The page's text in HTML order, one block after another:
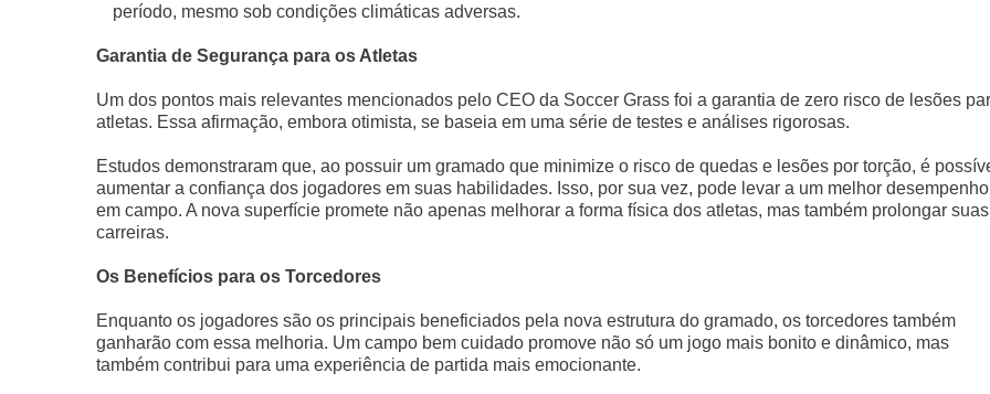
período, mesmo sob condições climáticas adversas.
Garantia de Segurança para os Atletas
Um dos pontos mais relevantes mencionados pelo CEO da Soccer Grass foi a garantia de zero risco de lesões
atletas. Essa afirmação, embora otimista, se baseia em uma série de testes e análises rigorosas.
Estudos demonstraram que, ao possuir um gramado que minimize o risco de quedas e lesões por torção, é
aumentar a confiança dos jogadores em suas habilidades. Isso, por sua vez, pode levar a um melhor desempenho
em campo. A nova superfície promete não apenas melhorar a forma física dos atletas, mas também prolongar suas
carreiras.
Os Benefícios para os Torcedores
Enquanto os jogadores são os principais beneficiados pela nova estrutura do gramado, os torcedores também
ganharão com essa melhoria. Um campo bem cuidado promove não só um jogo mais bonito e dinâmico, mas
também contribui para uma experiência de partida mais emocionante.